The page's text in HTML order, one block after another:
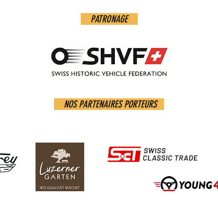
PATRONAGE
NOS PARTENAIRES PORTEURS